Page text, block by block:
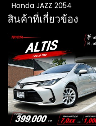
Honda JAZZ 2054
สินค้าที่เกี่ยวข้อง